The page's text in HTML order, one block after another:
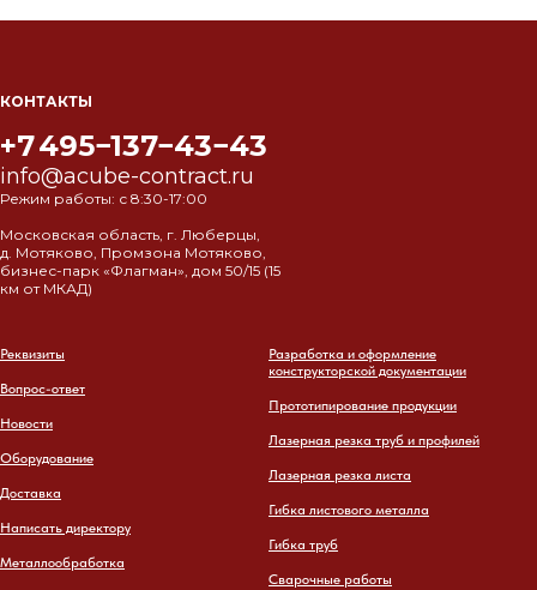
КОНТАКТЫ
+7 495−137−43−43
info@acube-contract.ru
Режим работы: с 8:30-17:00
Московская область, г. Люберцы,
д. Мотяково, Промзона Мотяково,
бизнес-парк «Флагман», дом 50/15 (15
км от МКАД)
Реквизиты
Вопрос-ответ
Новости
Оборудование
Доставка
Написать директору
Металлообработка
Разработка и оформление
конструкторской документации
Прототипирование продукции
Лазерная резка труб и профилей
Лазерная резка листа
Гибка листового металла
Гибка труб
Сварочные работы